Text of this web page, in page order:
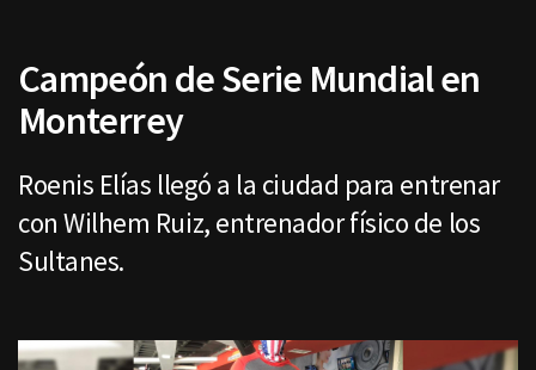
Campeón de Serie Mundial en
Monterrey
Roenis Elías llegó a la ciudad para entrenar
con Wilhem Ruiz, entrenador físico de los
Sultanes.